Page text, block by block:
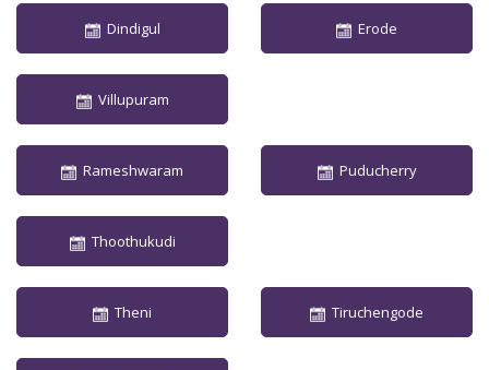
Dindigul Erode
Villupuram
Rameshwaram Puducherry
Thoothukudi
Theni Tiruchengode